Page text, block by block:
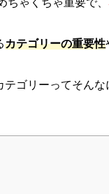
ちゃくちゃ重要で、
カテゴリーの重要性
テゴリーってそん